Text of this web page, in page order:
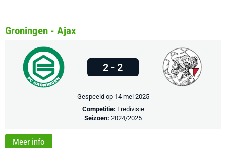
Groningen - Ajax
2 - 2
Gespeeld op 14 mei 2025
Competitie: Eredivisie
Seizoen: 2024/2025
Meer info